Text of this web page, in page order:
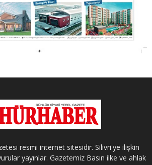
resmi internet sitesidir. Silivri'ye ilişkin
yayınlar. Gazetemiz Basın ilke ve ahlak